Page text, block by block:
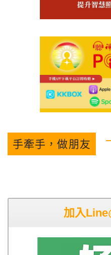
手牽手，做朋友
加入